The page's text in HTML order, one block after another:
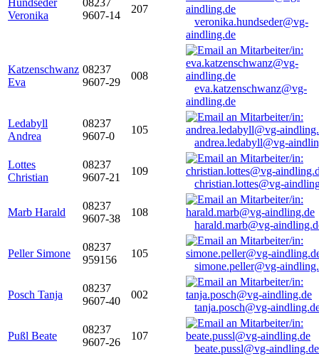
Hundseder
Veronika
08237
9607-14
207
veronika.hundseder@vg-
aindling.de
Katzenschwanz
Eva
08237
9607-29
008
eva.katzenschwanz@vg-
aindling.de
Ledabyll
Andrea
08237
9607-0
105
andrea.ledabyll@vg-
Lottes
Christian
08237
9607-21
109
christian.lottes@vg-
Marb Harald
08237
9607-38
108
harald.marb@vg-
Peller Simone
08237
959156
105
simone.peller@vg-
Posch Tanja
08237
9607-40
002
tanja.posch@vg-
Pußl Beate
08237
9607-26
107
beate.pussl@vg-aindling.de